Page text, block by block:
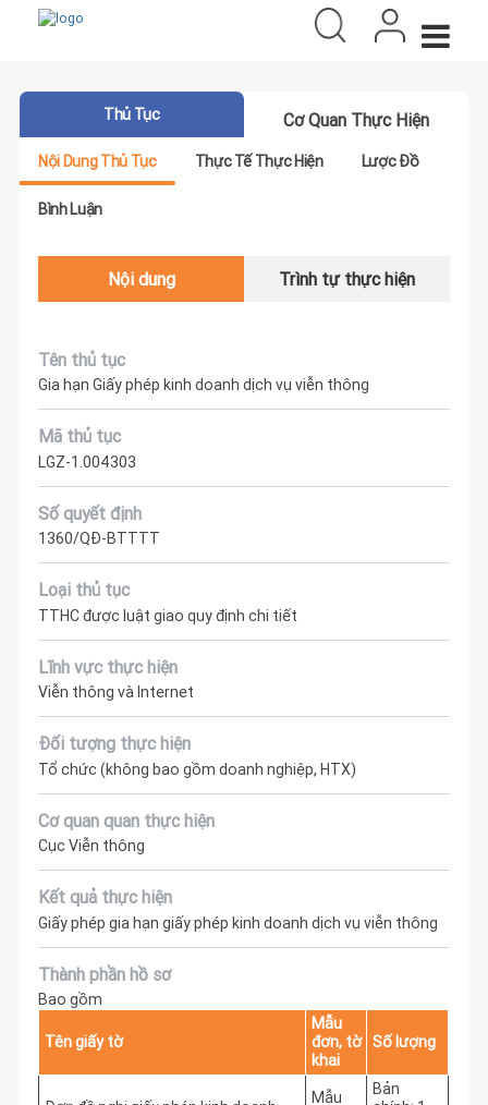
Thủ Tục Cơ Quan Thực Hiện
Nội Dung Thủ Tục Thực Tế Thực Hiện Lược Đồ
Bình Luận
Nội dung Trình tự thực hiện
Tên thủ tục
Gia hạn Giấy phép kinh doanh dịch vụ viễn thông
Mã thủ tục
LGZ-1.004303
Số quyết định
1360/QĐ-BTTTT
Loại thủ tục
TTHC được luật giao quy định chi tiết
Lĩnh vực thực hiện
Viễn thông và Internet
Đối tượng thực hiện
Tổ chức (không bao gồm doanh nghiệp, HTX)
Cơ quan quan thực hiện
Cục Viễn thông
Kết quả thực hiện
Giấy phép gia hạn giấy phép kinh doanh dịch vụ viễn thông
Thành phần hồ sơ
Bao gồm
Tên giấy tờ
Mẫu
đơn, tờ
khai
Số lượng
Mẫu
Bản